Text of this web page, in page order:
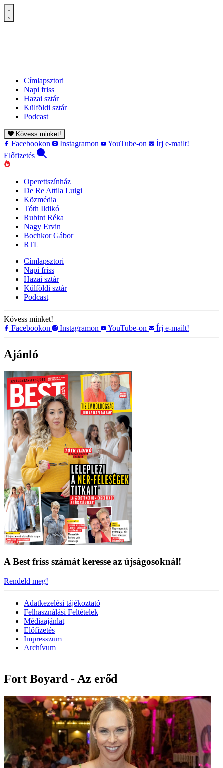
Címlapsztori
Napi friss
Hazai sztár
Külföldi sztár
Podcast
Kövess minket!
Facebookon Instagramon YouTube-on
Írj e-mailt!
Előfizetés
Operettszínház
De Re Attila Luigi
Közmédia
Tóth Ildikó
Rubint Réka
Nagy Ervin
Bochkor Gábor
RTL
Címlapsztori
Napi friss
Hazai sztár
Külföldi sztár
Podcast
Kövess minket!
Facebookon
Instagramon YouTube-on Írj e-mailt!
Ajánló
A Best friss számát keresse az újságosoknál!
Rendeld meg!
Adatkezelési tájékoztató
Felhasználási Feltételek
Médiaajánlat
Előfizetés
Impresszum
Archívum
Fort Boyard - Az erőd